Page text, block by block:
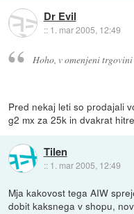
Dr Evil
:: 1. mar 2005, 12:49
Hoho, v omenjeni
Pred nekaj leti so prodajali
g2 mx za 25k in dvakrat
Tilen
:: 1. mar 2005, 12:49
Mja kakovost tega AIW
dobit kaksnega v shopu,